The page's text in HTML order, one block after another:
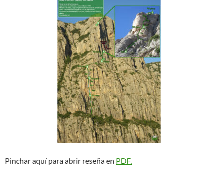
Pinchar aquí para abrir reseña en PDF.